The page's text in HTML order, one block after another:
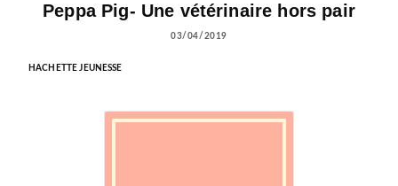
Peppa Pig- Une vétérinaire hors pair
03/04/2019
HACHETTE JEUNESSE